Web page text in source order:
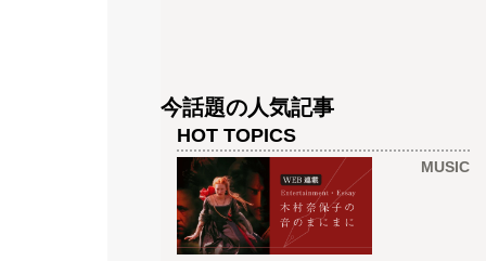
今話題の人気記事
HOT TOPICS
MUSIC